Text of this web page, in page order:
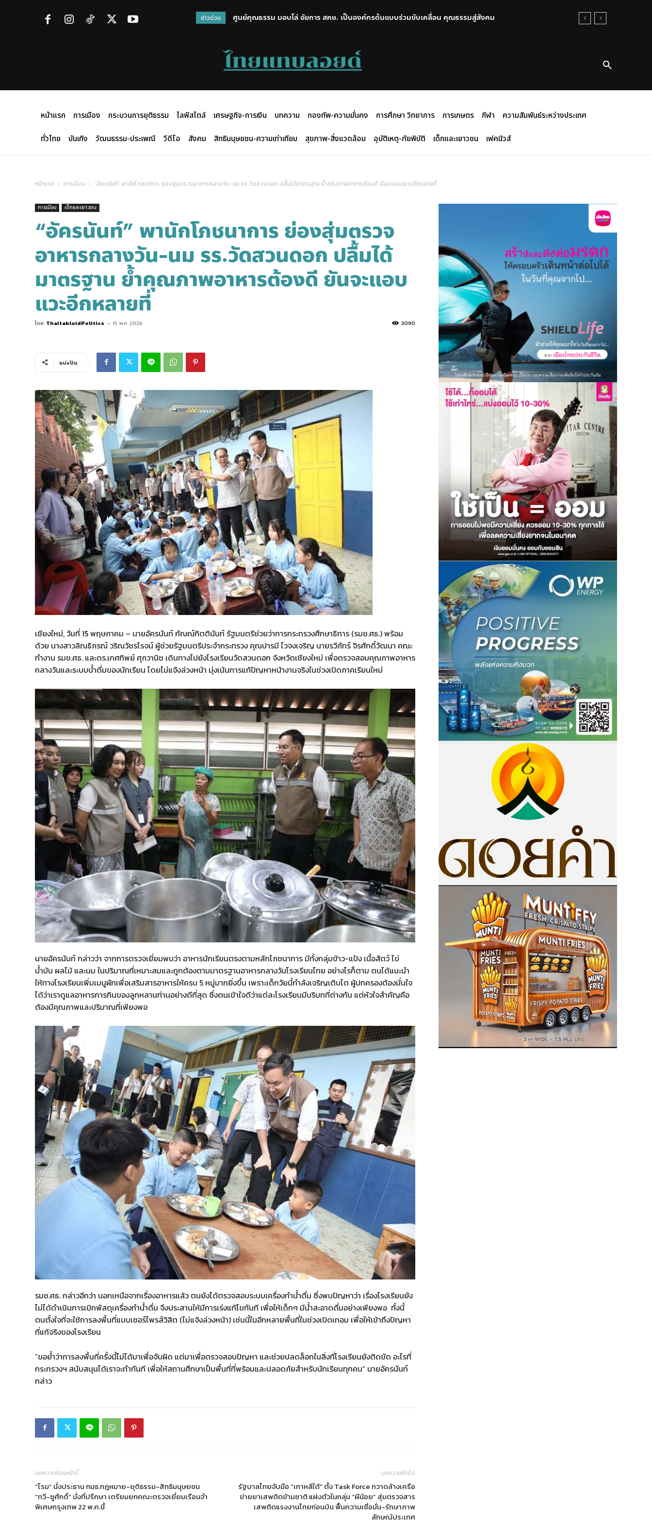
ข่าวด่วน ศูนย์คุณธรรม มอบโล่ อัยการ สคช. เป็นองค์กรต้นแบบร่วมขับเคลื่อน คุณธรรมสู่สังคม
“ยศชนัน” ร่วมพิธีรดน้ำศพ “ครูทิวาพร” เหยื่อเหตุสลด รร.เทพศิรินทร์ นนทบุรี พร้อมให้กำลังใจ
หน้าแรก การเมือง กระบวนการยุติธรรม ไลฟ์สไตล์ เศรษฐกิจ-การเงิน บทความ กองทัพ-ความมั่นคง การศึกษา วิทยาการ การเกษตร กีฬา
ความสัมพันธ์ระหว่างประเทศ
ทั่วไทย
บันเทิง วัฒนธรรม-ประเพณี วีดีโอ สังคม สิทธิมนุษยชน-ความเท่าเทียม สุขภาพ-สิ่งแวดล้อม อุบัติเหตุ-ภัยพิบัติ เด็กและเยาวชน เฟคนิวส์
หน้าแรก การเมือง “อัครนันท์” พานักโภชนาการ ย่องสุ่มตรวจอาหารกลางวัน-นม รร.วัดสวนดอก ปลื้มได้มาตรฐาน ย้ำคุณภาพอาหารต้องดี ยันจะแอบแวะอีกหลายที่
การเมือง เด็กและเยาวชน
“อัครนันท์” พานักโภชนาการ ย่องสุ่มตรวจ
อาหารกลางวัน-นม รร.วัดสวนดอก ปลื้มได้
มาตรฐาน ย้ำคุณภาพอาหารต้องดี ยันจะแอบ
แวะอีกหลายที่
โดย ThaitabloidPolitics - 15 พ.ค. 2026 3090
แบ่งปัน
เชียงใหม่, วันที่ 15 พฤษภาคม – นายอัครนันท์ กัณณ์กิตตินันท์ รัฐมนตรีช่วยว่าการกระทรวงศึกษาธิการ (รมช.ศธ.) พร้อม
ด้วย นางสาวลิณธิภรณ์ วริณวัชรโรจน์ ผู้ช่วยรัฐมนตรีประจำกระทรวง คุณปารมี ไวจงเจริญ นายรวีภัทร์ จิรศักดิ์วัฒนา คณะ
ทำงาน รมช.ศธ. และดร.เกศทิพย์ ศุภวานิช เดินทางไปยังโรงเรียนวัดสวนดอก จังหวัดเชียงใหม่ เพื่อตรวจสอบคุณภาพอาหาร
กลางวันและระบบน้ำดื่มของนักเรียน โดยไม่แจ้งล่วงหน้า มุ่งเน้นการแก้ปัญหาหน้างานจริงในช่วงเปิดภาคเรียนใหม่
​นายอัครนันท์ กล่าวว่า จากการตรวจเยี่ยมพบว่า อาหารนักเรียนตรงตามหลักโภชนาการ มีทั้งกลุ่มข้าว-แป้ง เนื้อสัตว์ ไข่
น้ำมัน ผลไม้ และนม ในปริมาณที่เหมาะสมและถูกต้องตามมาตรฐานอาหารกลางวันโรงเรียนไทย อย่างไรก็ตาม ตนได้แนะนำ
ให้ทางโรงเรียนเพิ่มเมนูผักเพื่อเสริมสารอาหารให้ครบ 5 หมู่มากยิ่งขึ้น เพราะเด็กวัยนี้กำลังเจริญเติบโต ผู้ปกครองต้องมั่นใจ
ได้ว่าเราดูแลอาหารการกินของลูกหลานท่านอย่างดีที่สุด ซึ่งตนเข้าใจดีว่าแต่ละโรงเรียนมีบริบทที่ต่างกัน แต่หัวใจสำคัญคือ
ต้องมีคุณภาพและปริมาณที่เพียงพอ
​รมช.ศธ. กล่าวอีกว่า นอกเหนือจากเรื่องอาหารแล้ว ตนยังได้ตรวจสอบระบบเครื่องทำน้ำดื่ม ซึ่งพบปัญหาว่า เรื่องโรงเรียนยัง
ไม่ได้ดำเนินการเบิกพัสดุเครื่องทำน้ำดื่ม จึงประสานให้มีการเร่งแก้ไขทันที เพื่อให้เด็กๆ มีน้ำสะอาดดื่มอย่างเพียงพอ ทั้งนี้
ตนตั้งใจที่จะใช้การลงพื้นที่แบบเซอร์ไพรส์วิสิต (ไม่แจ้งล่วงหน้า) เช่นนี้ในอีกหลายพื้นที่ในช่วงเปิดเทอม เพื่อให้เข้าถึงปัญหา
ที่แท้จริงของโรงเรียน
​”ขอย้ำว่าการลงพื้นที่ครั้งนี้ไม่ได้มาเพื่อจับผิด แต่มาเพื่อตรวจสอบปัญหา และช่วยปลดล็อกในสิ่งที่โรงเรียนยังติดขัด อะไรที่
กระทรวงฯ สนับสนุนได้เราจะทำทันที เพื่อให้สถานศึกษาเป็นพื้นที่ที่พร้อมและปลอดภัยสำหรับนักเรียนทุกคน” นายอัครนันท์
กล่าว
บทความก่อนหน้านี้
“โรม” นั่งประธาน กมธ.กฎหมาย-ยุติธรรม-สิทธิมนุษยชน
“ทวี-ชูศักดิ์” นั่งที่ปรึกษา เตรียมยกคณะตรวจเยี่ยมเรือนจำ
พิเศษกรุงเทพ 22 พ.ค.นี้
บทความถัดไป
รัฐบาลไทยจับมือ “เกาหลีใต้” ตั้ง Task Force กวาดล้างเครือ
ข่ายยาเสพติดข้ามชาติ แฝงตัวในกลุ่ม “ผีน้อย” สุ่มตรวจสาร
เสพติดแรงงานไทยก่อนบิน ฟื้นความเชื่อมั่น-รักษาภาพ
ลักษณ์ประเทศ